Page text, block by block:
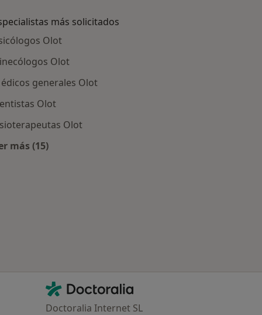
más solicitados
Olot
Olot
generales Olot
Olot
Olot
más (15)
Contacto
Doctoralia - Página de inicio
Doctoralia Internet SL